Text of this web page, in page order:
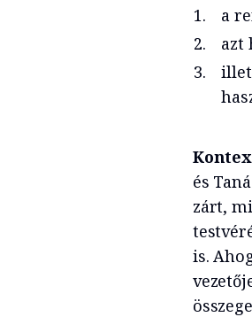
a
azt
és
zárt,
is.